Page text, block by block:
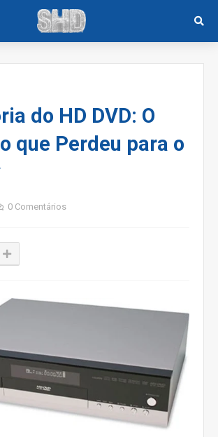
do HD DVD: O
que Perdeu para o
0 Comentários